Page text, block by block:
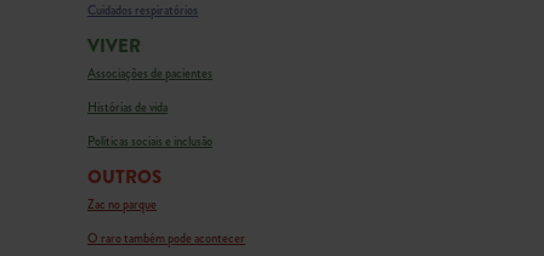
Cuidados respiratórios
VIVER
Associações de pacientes
Histórias de vida
Políticas sociais e inclusão
OUTROS
Zac no parque
O raro também pode acontecer